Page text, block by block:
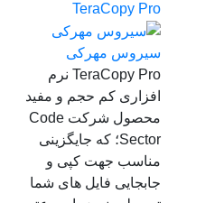
TeraCopy Pro
سیروس مهرکی
TeraCopy Pro نرم
افزاری کم حجم و مفید
محصول شرکت Code
Sector؛ که جایگزینی
مناسب جهت کپی و
جابجایی فایل های شما